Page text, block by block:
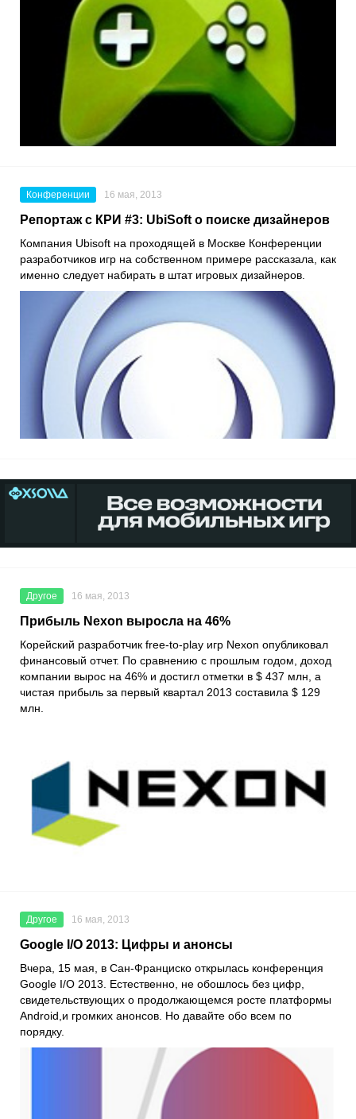
Конференции 16 мая, 2013
Репортаж с КРИ #3: UbiSoft о поиске дизайнеров
Компания Ubisoft на проходящей в Москве Конференции
разработчиков игр на собственном примере рассказала, как
именно следует набирать в штат игровых дизайнеров.
Другое 16 мая, 2013
Прибыль Nexon выросла на 46%
Корейский разработчик free-to-play игр Nexon опубликовал
финансовый отчет. По сравнению с прошлым годом, доход
компании вырос на 46% и достигл отметки в $ 437 млн, а
чистая прибыль за первый квартал 2013 составила $ 129
млн.
Другое 16 мая, 2013
Google I/O 2013: Цифры и анонсы
Вчера, 15 мая, в Сан-Франциско открылась конференция
Google I/O 2013. Естественно, не обошлось без цифр,
свидетельствующих о продолжающемся росте платформы
Android,и громких анонсов. Но давайте обо всем по
порядку.